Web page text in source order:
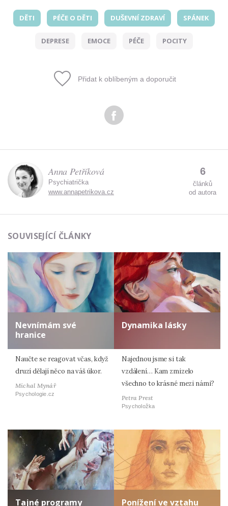
Odeslat
DĚTI PÉČE O DĚTI DUŠEVNÍ ZDRAVÍ SPÁNEK
DEPRESE EMOCE PÉČE POCITY
Přidat k oblíbeným a doporučit
Anna Petříková
Psychiatrička
www.annapetrikova.cz
6
článků
od autora
SOUVISEJÍCÍ ČLÁNKY
Nevnímám své
hranice
Naučte se reagovat včas, když
druzí dělají něco na váš úkor.
Michal Mynář
Psychologie.cz
Dynamika lásky
Najednou jsme si tak
vzdálení… Kam zmizelo
všechno to krásné mezi námi?
Petra Prest
Psycholožka
Tajné programy Ponížení ve vztahu